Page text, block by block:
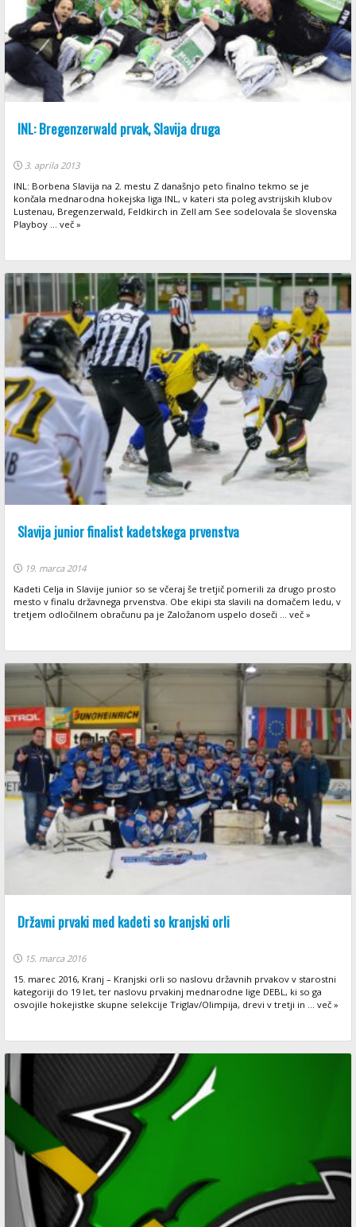
INL: Bregenzerwald prvak, Slavija druga
3. aprila 2013
INL: Borbena Slavija na 2. mestu Z današnjo peto finalno tekmo se je
končala mednarodna hokejska liga INL, v kateri sta poleg avstrijskih klubov
Lustenau, Bregenzerwald, Feldkirch in Zell am See sodelovala še slovenska
Playboy ... več »
Slavija junior finalist kadetskega prvenstva
19. marca 2014
Kadeti Celja in Slavije junior so se včeraj še tretjič pomerili za drugo prosto
mesto v finalu državnega prvenstva. Obe ekipi sta slavili na domačem ledu, v
tretjem odločilnem obračunu pa je Založanom uspelo doseči ... več »
Državni prvaki med kadeti so kranjski orli
15. marca 2016
15. marec 2016, Kranj – Kranjski orli so naslovu državnih prvakov v starostni
kategoriji do 19 let, ter naslovu prvakinj mednarodne lige DEBL, ki so ga
osvojile hokejistke skupne selekcije Triglav/Olimpija, drevi v tretji in ... več »